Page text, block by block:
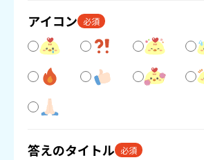
アイコン 必須
答えのタイトル 必須